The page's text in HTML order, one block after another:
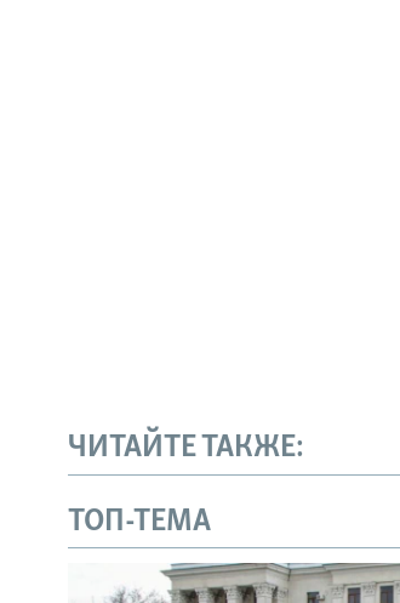
ЧИТАЙТЕ ТАКЖЕ:
ТОП-ТЕМА